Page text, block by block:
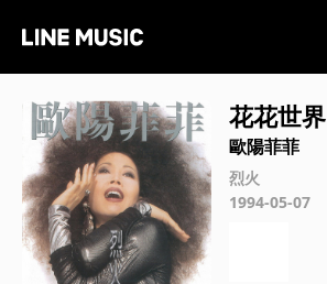
花花世界
歐陽菲菲
烈火
1994-05-07